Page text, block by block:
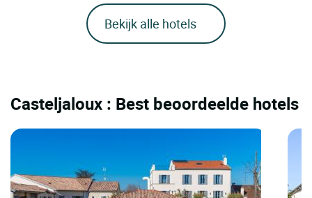
Bekijk alle hotels
Casteljaloux : Best beoordeelde hotels